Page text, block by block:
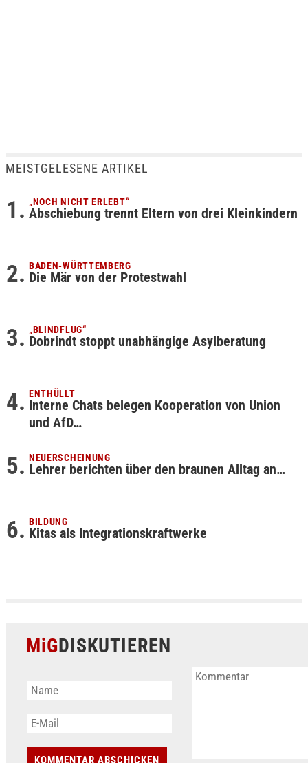
MEISTGELESENE ARTIKEL
„NOCH NICHT ERLEBT“
Abschiebung trennt Eltern von drei Kleinkindern
BADEN-WÜRTTEMBERG
Die Mär von der Protestwahl
„BLINDFLUG“
Dobrindt stoppt unabhängige Asylberatung
ENTHÜLLT
Interne Chats belegen Kooperation von Union
und AfD…
NEUERSCHEINUNG
Lehrer berichten über den braunen Alltag an…
BILDUNG
Kitas als Integrationskraftwerke
MiGDISKUTIEREN